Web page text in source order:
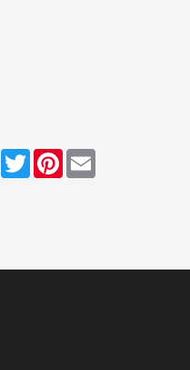
Facebook
TwitterPinterest